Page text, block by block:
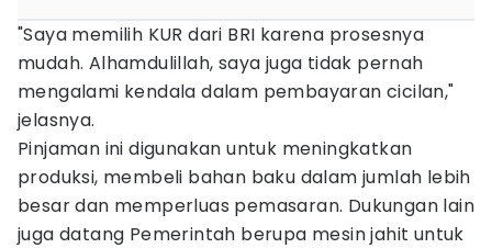
"Saya memilih KUR dari BRI karena prosesnya
mudah. Alhamdulillah, saya juga tidak pernah
mengalami kendala dalam pembayaran cicilan,"
jelasnya.
Pinjaman ini digunakan untuk meningkatkan
produksi, membeli bahan baku dalam jumlah lebih
besar dan memperluas pemasaran. Dukungan lain
juga datang Pemerintah berupa mesin jahit untuk